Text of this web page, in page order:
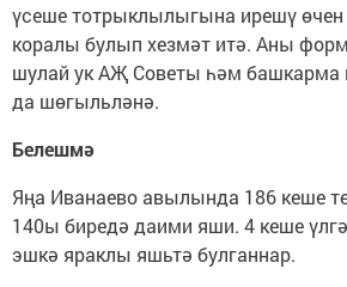
үсеше тотрыклылыгына ирешү өчен
коралы булып хезмәт итә. Аны
шулай ук АҖ Советы һәм башкарма
да шөгыльләнә.
Белешмә
Яңа Иванаево авылында 186 кеше
140ы биредә даими яши. 4 кеше
эшкә яраклы яшьтә булганнар.